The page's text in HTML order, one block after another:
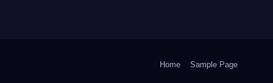
Home Sample Page